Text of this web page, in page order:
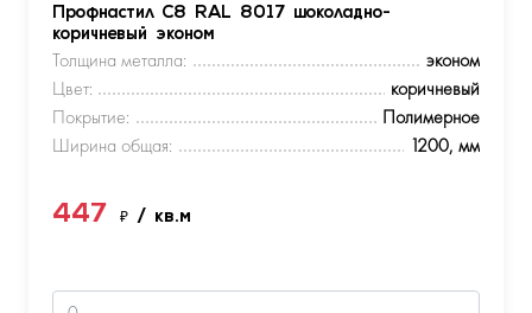
Профнастил С8 RAL 8017 шоколадно-
коричневый эконом
Толщина металла:
эконом
Цвет:
коричневый
Покрытие:
Полимерное
Ширина общая:
1200, мм
447 ₽ / кв.м